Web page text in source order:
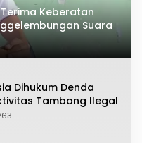
Keberatan
Suara
Dihukum Denda
Tambang Ilegal